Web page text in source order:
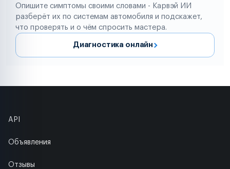
Опишите симптомы своими словами - Карвэй ИИ
разберёт их по системам автомобиля и подскажет,
что проверять и о чём спросить мастера.
Диагностика онлайн
API
Объявления
Отзывы